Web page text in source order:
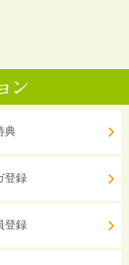
典
登録
登録